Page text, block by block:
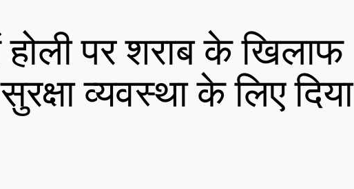
होली पर शराब के खिलाफ
व्यवस्था के लिए दिया